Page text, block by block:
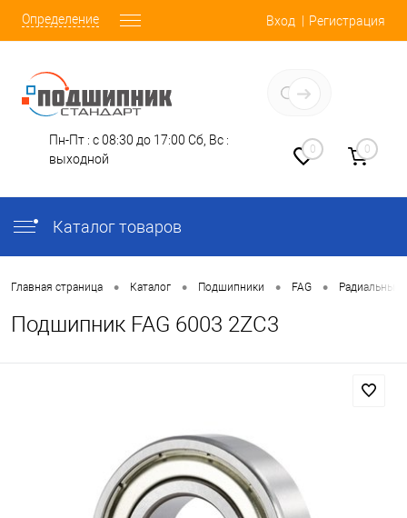
Определение Вход Регистрация
Пн-Пт : с 08:30 до 17:00 Сб, Вс :
выходной
0 0
Каталог товаров
Главная страница • Каталог • Подшипники • FAG • Радиальные
Подшипник FAG 6003 2ZC3